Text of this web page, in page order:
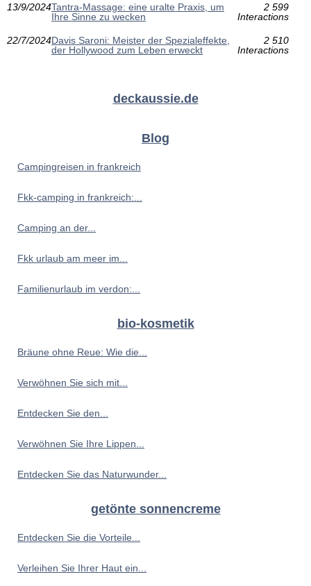
13/9/2024Tantra-Massage: eine uralte Praxis, um
Ihre Sinne zu wecken
2 599
Interactions
22/7/2024Davis Saroni: Meister der Spezialeffekte,
der Hollywood zum Leben erweckt
2 510
Interactions
deckaussie.de
Blog
Campingreisen in frankreich
Fkk-camping in frankreich:...
Camping an der...
Fkk urlaub am meer im...
Familienurlaub im verdon:...
bio-kosmetik
Bräune ohne Reue: Wie die...
Verwöhnen Sie sich mit...
Entdecken Sie den...
Verwöhnen Sie Ihre Lippen...
Entdecken Sie das Naturwunder...
getönte sonnencreme
Entdecken Sie die Vorteile...
Verleihen Sie Ihrer Haut ein...